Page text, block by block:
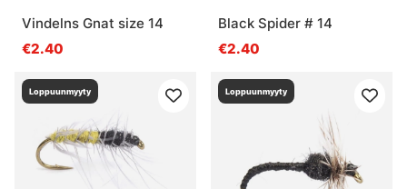
Vindelns Gnat size 14
€2.40
Black Spider # 14
€2.40
Loppuunmyyty Loppuunmyyty